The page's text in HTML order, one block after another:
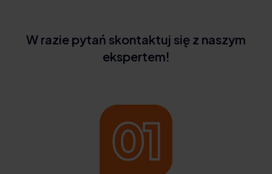
W razie pytań skontaktuj się z naszym
ekspertem!